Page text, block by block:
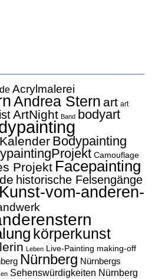
Acrylmalerei
Andrea Stern art art
ArtNight Band bodyart
Bodypainting
Camouflage
Projekt Facepainting
historische Felsengänge
Kunst-vom-anderen-
körperkunst
Leben Live-Painting making-off
Nürnberg Nürnbergs
Sehenswürdigkeiten Nürnberg